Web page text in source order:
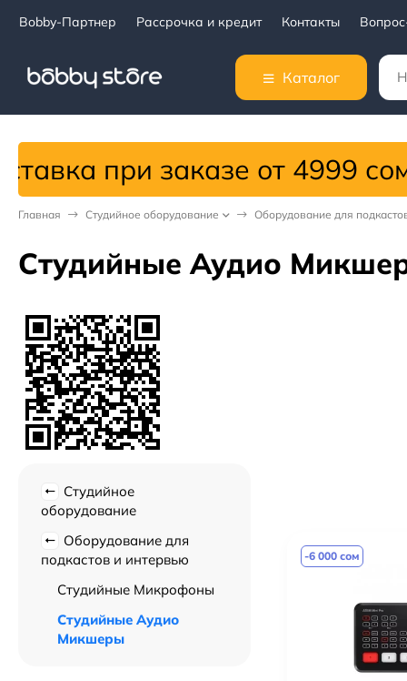
Bobby-Партнер Рассрочка и кредит Контакты
Каталог
от 4999 сом!
Главная Студийное оборудование Оборудование для
Студийные Аудио
-6 000 сом
Студийное
оборудование
Оборудование для
подкастов и интервью
Студийные Микрофоны
Студийные Аудио
Микшеры